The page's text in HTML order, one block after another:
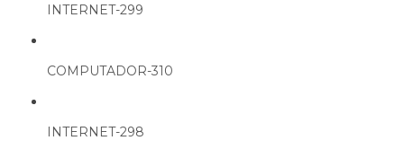
INTERNET-299
COMPUTADOR-310
INTERNET-298